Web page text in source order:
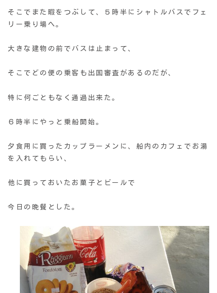
そこでまた暇をつぶして、５時半にシャトルバスでフェ
リー乗り場へ。
大きな建物の前でバスは止まって、
そこでどの便の乗客も出国審査があるのだが、
特に何ごともなく通過出来た。
６時半にやっと乗船開始。
夕食用に買ったカップラーメンに、船内のカフェでお湯
を入れてもらい、
他に買っておいたお菓子とビールで
今日の晩餐とした。